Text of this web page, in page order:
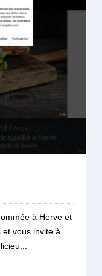
à Herve et
vous invite à